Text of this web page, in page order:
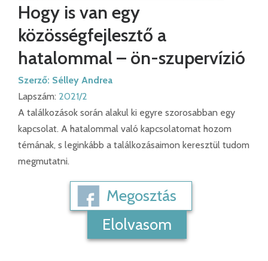
Hogy is van egy
közösségfejlesztő a
hatalommal – ön-szupervízió
Szerző: Sélley Andrea
Lapszám: 2021/2
A találkozások során alakul ki egyre szorosabban egy
kapcsolat. A hatalommal való kapcsolatomat hozom
témának, s leginkább a találkozásaimon keresztül tudom
megmutatni.
Megosztás
Elolvasom